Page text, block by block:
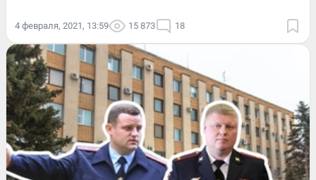
4 февраля, 2021, 13:59 15 873 18